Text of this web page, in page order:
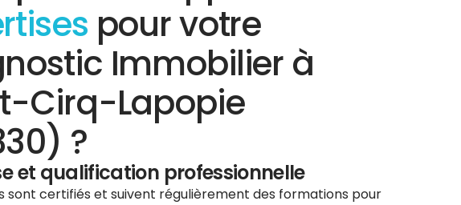
pour votre
Immobilier à
Cirq-Lapopie
?
et qualification professionnelle
sont certifiés et suivent régulièrement des formations pour